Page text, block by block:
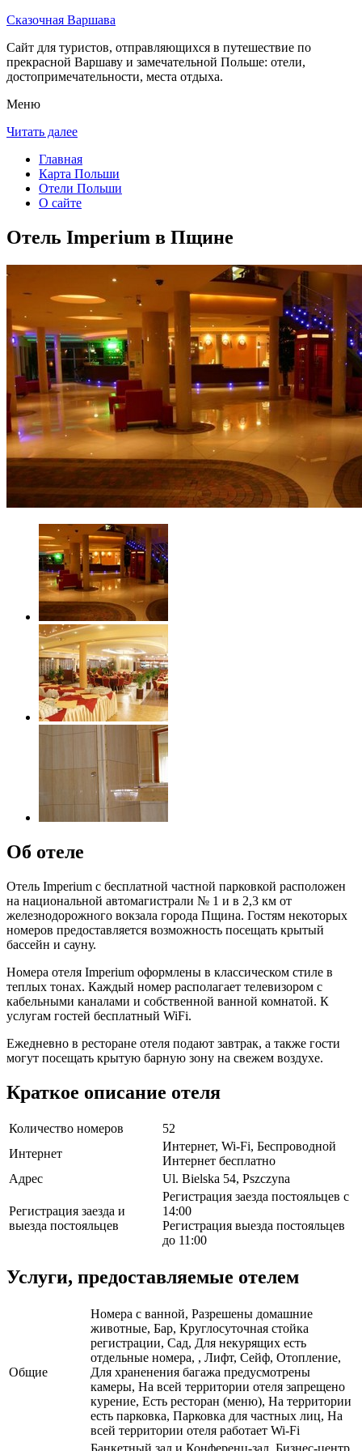
Сказочная Варшава
Сайт для туристов, отправляющихся в путешествие по
прекрасной Варшаву и замечательной Польше: отели,
достопримечательности, места отдыха.
Меню
Читать далее
Главная
Карта Польши
Отели Польши
О сайте
Отель Imperium в Пщине
Об отеле
Отель Imperium с бесплатной частной парковкой расположен
на национальной автомагистрали № 1 и в 2,3 км от
железнодорожного вокзала города Пщина. Гостям некоторых
номеров предоставляется возможность посещать крытый
бассейн и сауну.
Номера отеля Imperium оформлены в классическом стиле в
теплых тонах. Каждый номер располагает телевизором с
кабельными каналами и собственной ванной комнатой. К
услугам гостей бесплатный WiFi.
Ежедневно в ресторане отеля подают завтрак, а также гости
могут посещать крытую барную зону на свежем воздухе.
Краткое описание отеля
Количество номеров
52
Интернет
Интернет, Wi-Fi, Беспроводной
Интернет бесплатно
Адрес
Ul. Bielska 54, Pszczyna
Регистрация заезда и
выезда постояльцев
Регистрация заезда постояльцев с
14:00
Регистрация выезда постояльцев
до 11:00
Услуги, предоставляемые отелем
Общие
Номера с ванной, Разрешены домашние
животные, Бар, Круглосуточная стойка
регистрации, Сад, Для некурящих есть
отдельные номера, , Лифт, Сейф, Отопление,
Для храненения багажа предусмотрены
камеры, На всей территории отеля запрещено
курение, Есть ресторан (меню), На территории
есть парковка, Парковка для частных лиц, На
всей территории отеля работает Wi-Fi